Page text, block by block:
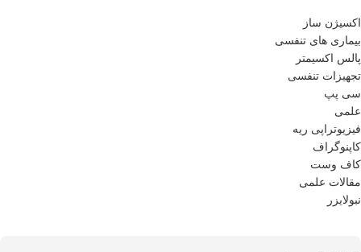
اکسیژن ساز
بیماری های تنفسی
پالس اکسیمتر
تجهیزات تنفسی
سی پپ
علمی
فیزیوتراپی ریه
کاپنوگراف
کاف وست
مقالات علمی
نبولایزر